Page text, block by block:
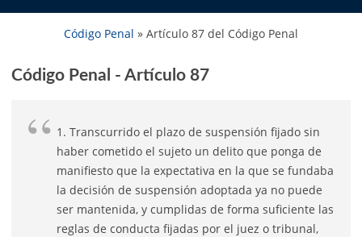
Código Penal » Artículo 87 del Código Penal
Código Penal - Artículo 87
1. Transcurrido el plazo de suspensión fijado sin
haber cometido el sujeto un delito que ponga de
manifiesto que la expectativa en la que se fundaba
la decisión de suspensión adoptada ya no puede
ser mantenida, y cumplidas de forma suficiente las
reglas de conducta fijadas por el juez o tribunal,